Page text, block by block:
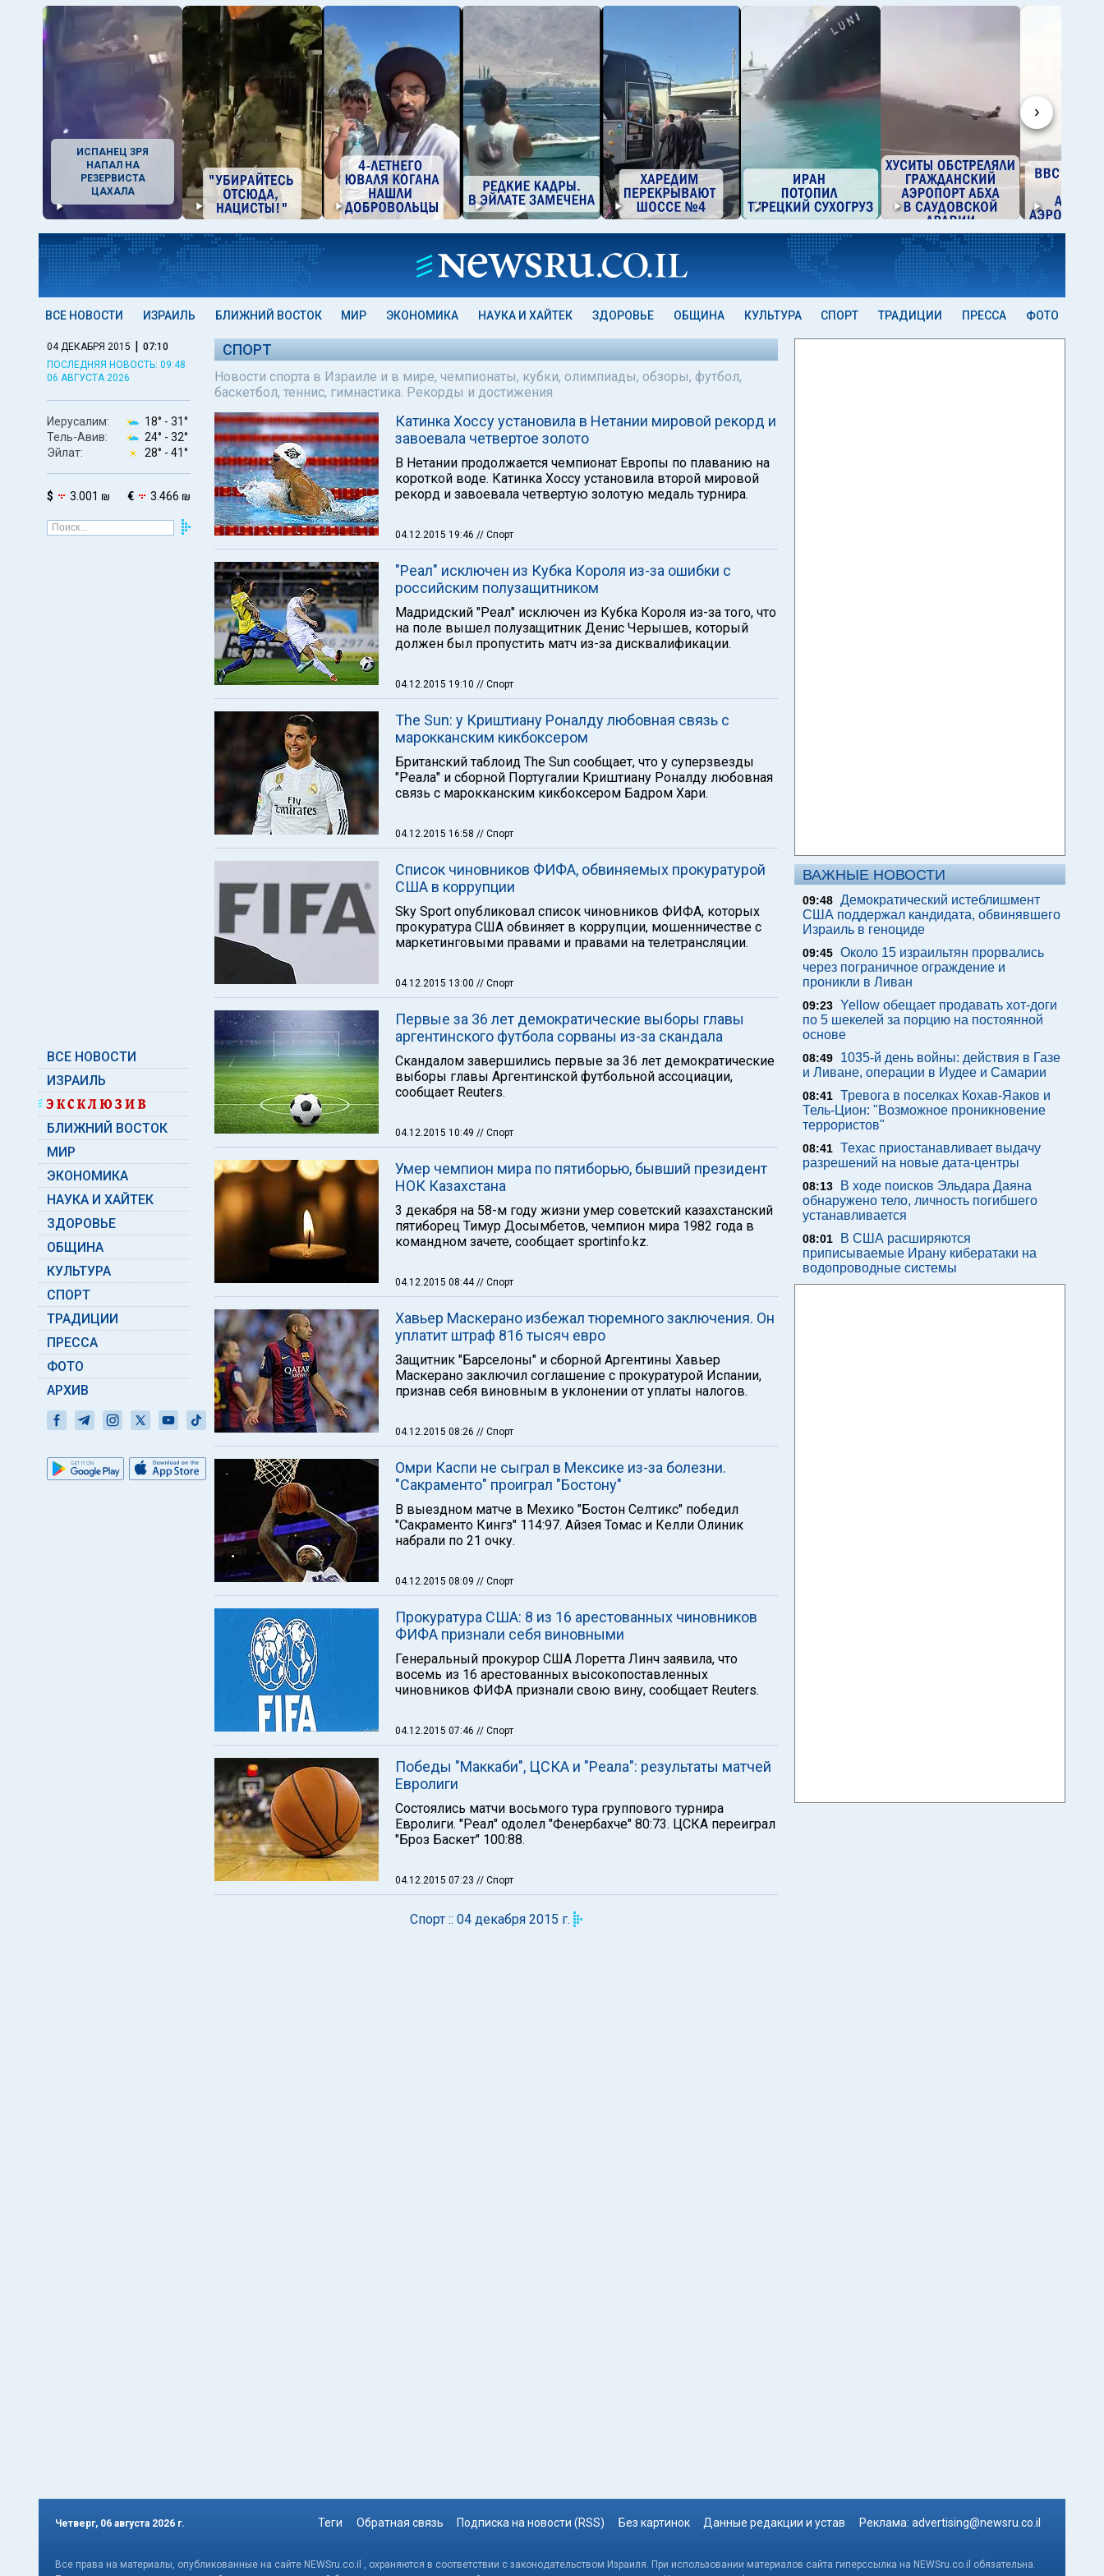
›
ИСПАНЕЦ ЗРЯ
НАПАЛ НА
РЕЗЕРВИСТА
ЦАХАЛА
ВСЕ НОВОСТИ ИЗРАИЛЬ БЛИЖНИЙ ВОСТОК МИР ЭКОНОМИКА НАУКА И ХАЙТЕК ЗДОРОВЬЕ ОБЩИНА КУЛЬТУРА СПОРТ ТРАДИЦИИ ПРЕССА ФОТО
04 ДЕКАБРЯ 2015 | 07:10
ПОСЛЕДНЯЯ НОВОСТЬ: 09:48
06 АВГУСТА 2026
Иерусалим: 18° - 31°
Тель-Авив:
24° - 32°
Эйлат:
28° - 41°
$ 3.001 ₪ € 3.466 ₪
ВСЕ НОВОСТИ
ИЗРАИЛЬ
БЛИЖНИЙ ВОСТОК
МИР
ЭКОНОМИКА
НАУКА И ХАЙТЕК
ЗДОРОВЬЕ
ОБЩИНА
КУЛЬТУРА
СПОРТ
ТРАДИЦИИ
ПРЕССА
ФОТО
АРХИВ
СПОРТ
Новости спорта в Израиле и в мире, чемпионаты, кубки, олимпиады, обзоры, футбол,
баскетбол, теннис, гимнастика. Рекорды и достижения
Катинка Хоссу установила в Нетании мировой рекорд и
завоевала четвертое золото
В Нетании продолжается чемпионат Европы по плаванию на
короткой воде. Катинка Хоссу установила второй мировой
рекорд и завоевала четвертую золотую медаль турнира.
04.12.2015 19:46 // Спорт
"Реал" исключен из Кубка Короля из-за ошибки с
российским полузащитником
Мадридский "Реал" исключен из Кубка Короля из-за того, что
на поле вышел полузащитник Денис Черышев, который
должен был пропустить матч из-за дисквалификации.
04.12.2015 19:10 // Спорт
The Sun: у Криштиану Роналду любовная связь с
марокканским кикбоксером
Британский таблоид The Sun сообщает, что у суперзвезды
"Реала" и сборной Португалии Криштиану Роналду любовная
связь с марокканским кикбоксером Бадром Хари.
04.12.2015 16:58 // Спорт
Список чиновников ФИФА, обвиняемых прокуратурой
США в коррупции
Sky Sport опубликовал список чиновников ФИФА, которых
прокуратура США обвиняет в коррупции, мошенничестве с
маркетинговыми правами и правами на телетрансляции.
04.12.2015 13:00 // Спорт
Первые за 36 лет демократические выборы главы
аргентинского футбола сорваны из-за скандала
Скандалом завершились первые за 36 лет демократические
выборы главы Аргентинской футбольной ассоциации,
сообщает Reuters.
04.12.2015 10:49 // Спорт
Умер чемпион мира по пятиборью, бывший президент
НОК Казахстана
3 декабря на 58-м году жизни умер советский казахстанский
пятиборец Тимур Досымбетов, чемпион мира 1982 года в
командном зачете, сообщает sportinfo.kz.
04.12.2015 08:44// Спорт
Хавьер Маскерано избежал тюремного заключения. Он
уплатит штраф 816 тысяч евро
Защитник "Барселоны" и сборной Аргентины Хавьер
Маскерано заключил соглашение с прокуратурой Испании,
признав себя виновным в уклонении от уплаты налогов.
04.12.2015 08:26 // Спорт
Омри Каспи не сыграл в Мексике из-за болезни.
"Сакраменто" проиграл "Бостону"
В выездном матче в Мехико "Бостон Селтикс" победил
"Сакраменто Кингз" 114:97. Айзея Томас и Келли Олиник
набрали по 21 очку.
04.12.2015 08:09 // Спорт
Прокуратура США: 8 из 16 арестованных чиновников
ФИФА признали себя виновными
Генеральный прокурор США Лоретта Линч заявила, что
восемь из 16 арестованных высокопоставленных
чиновников ФИФА признали свою вину, сообщает Reuters.
04.12.2015 07:46 // Спорт
Победы "Маккаби", ЦСКА и "Реала": результаты матчей
Евролиги
Состоялись матчи восьмого тура группового турнира
Евролиги. "Реал" одолел "Фенербахче" 80:73. ЦСКА переиграл
"Броз Баскет" 100:88.
04.12.2015 07:23 // Спорт
Спорт :: 04 декабря 2015 г.
ВАЖНЫЕ НОВОСТИ
09:48 Демократический истеблишмент
США поддержал кандидата, обвинявшего
Израиль в геноциде
09:45 Около 15 израильтян прорвались
через пограничное ограждение и
проникли в Ливан
09:23 Yellow обещает продавать хот-доги
по 5 шекелей за порцию на постоянной
основе
08:49
1035-й день войны: действия в Газе
и Ливане, операции в Иудее и Самарии
08:41 Тревога в поселках Кохав-Яаков и
Тель-Цион: "Возможное проникновение
террористов"
08:41 Техас приостанавливает выдачу
разрешений на новые дата-центры
08:13
В ходе поисков Эльдара Даяна
обнаружено тело, личность погибшего
устанавливается
08:01
В США расширяются
приписываемые Ирану кибератаки на
водопроводные системы
Четверг, 06 августа 2026 г. Теги Обратная связь Подписка на новости (RSS) Без картинок Данные редакции и устав Реклама: advertising@newsru.co.il
Все права на материалы, опубликованные на сайте NEWSru.co.il , охраняются в соответствии с законодательством Израиля. При использовании материалов сайта гиперссылка на NEWSru.co.il обязательна.